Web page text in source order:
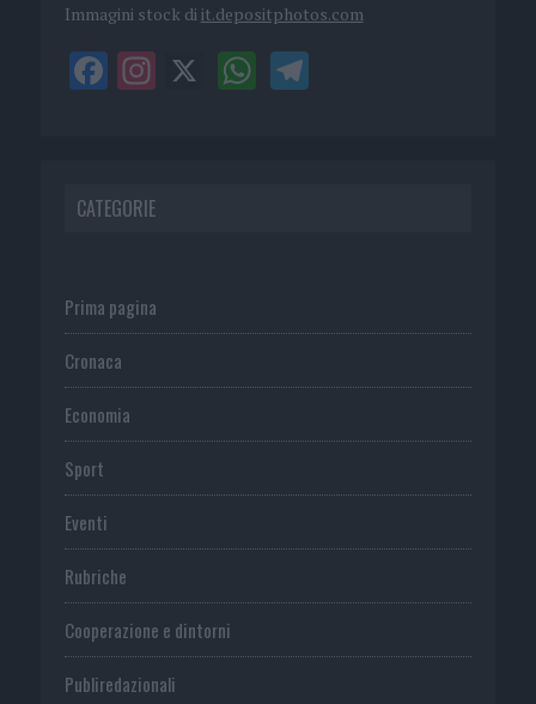
Immagini stock di it.depositphotos.com
CATEGORIE
Prima pagina
Cronaca
Economia
Sport
Eventi
Rubriche
Cooperazione e dintorni
Publiredazionali